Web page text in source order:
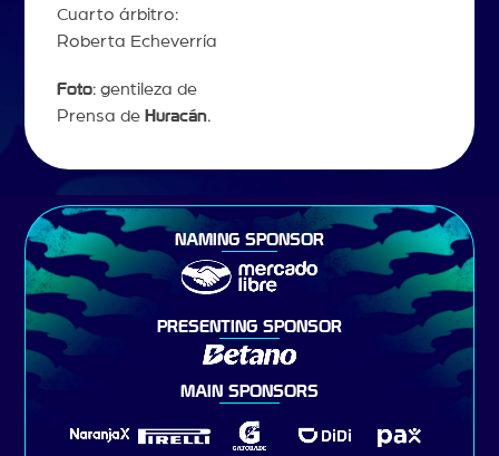
Cuarto árbitro:
Roberta Echeverría
Foto: gentileza de
Prensa de Huracán.
NAMING SPONSOR
PRESENTING SPONSOR
MAIN SPONSORS